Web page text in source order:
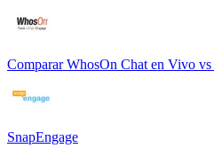
Comparar WhosOn Chat en Vivo vs
SnapEngage